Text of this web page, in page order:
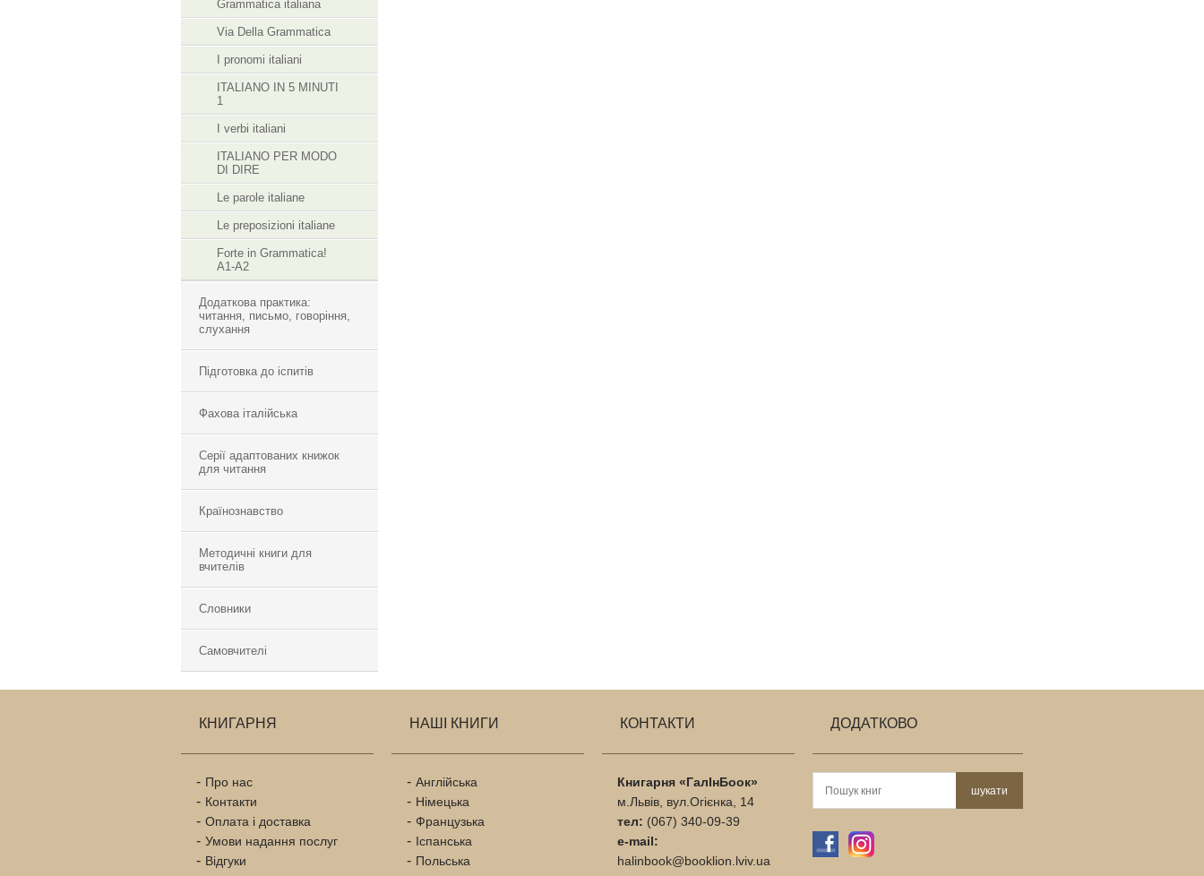
Grammatica italiana
Via Della Grammatica
I pronomi italiani
ITALIANO IN 5 MINUTI
1
I verbi italiani
ITALIANO PER MODO
DI DIRE
Le parole italiane
Le preposizioni italiane
Forte in Grammatica!
A1-A2
Додаткова практика:
читання, письмо, говоріння,
слухання
Підготовка до іспитів
Фахова італійська
Cерії адаптованих книжок
для читання
Країнознавство
Методичні книги для
вчителів
Словники
Самовчителі
КНИГАРНЯ
Про нас
Контакти
Оплата і доставка
Умови надання послуг
Відгуки
НАШІ КНИГИ
Англійська
Німецька
Французька
Іспанська
Польська
КОНТАКТИ
Книгарня «ГалІнБоок»
м.Львів, вул.Огієнка, 14
тел: (067) 340-09-39
e-mail:
halinbook@booklion.lviv.ua
ДОДАТКОВО